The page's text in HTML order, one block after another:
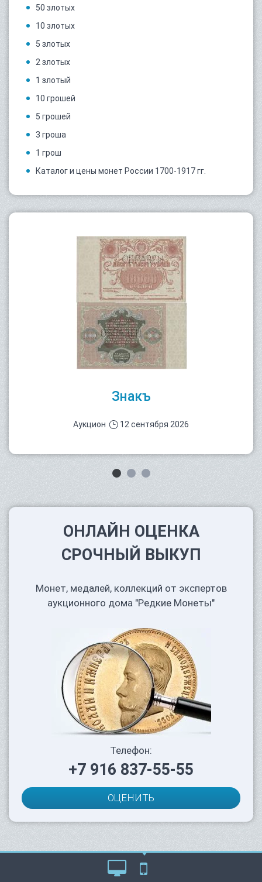
50 злотых
10 злотых
5 злотых
2 злотых
1 злотый
10 грошей
5 грошей
3 гроша
1 грош
Каталог и цены монет России 1700-1917 гг.
Знакъ
Аукцион 12 сентября 2026
ОНЛАЙН ОЦЕНКА
СРОЧНЫЙ ВЫКУП
Монет, медалей, коллекций от экспертов
аукционного дома "Редкие Монеты"
Телефон:
+7 916 837-55-55
ОЦЕНИТЬ